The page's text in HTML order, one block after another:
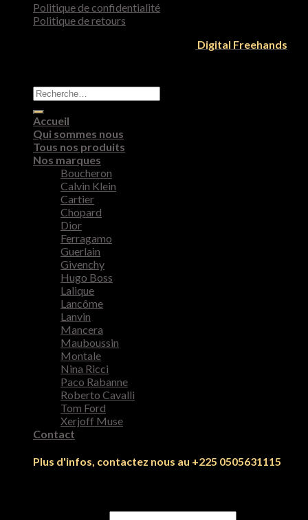
Politique de confidentialité
Politique de retours
Digital Freehands
Recherche
pour :
Accueil
Qui sommes nous
Tous nos produits
Nos marques
Boucheron
Calvin Klein
Cartier
Chopard
Dior
Ferragamo
Guerlain
Givenchy
Hugo Boss
Lalique
Lancôme
Lanvin
Mancera
Mauboussin
Montale
Nina Ricci
Paco Rabanne
Roberto Cavalli
Tom Ford
Xerjoff Muse
Contact
Plus d'infos, contactez nous au +225 0505631115